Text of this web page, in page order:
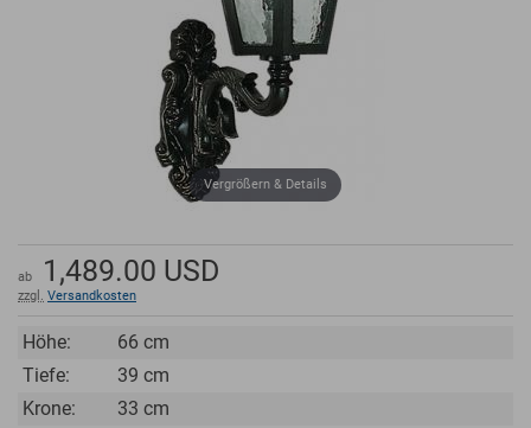
Vergrößern & Details
ab 1,489.00 USD
zzgl. Versandkosten
Höhe:
66 cm
Tiefe:
39 cm
Krone:
33 cm